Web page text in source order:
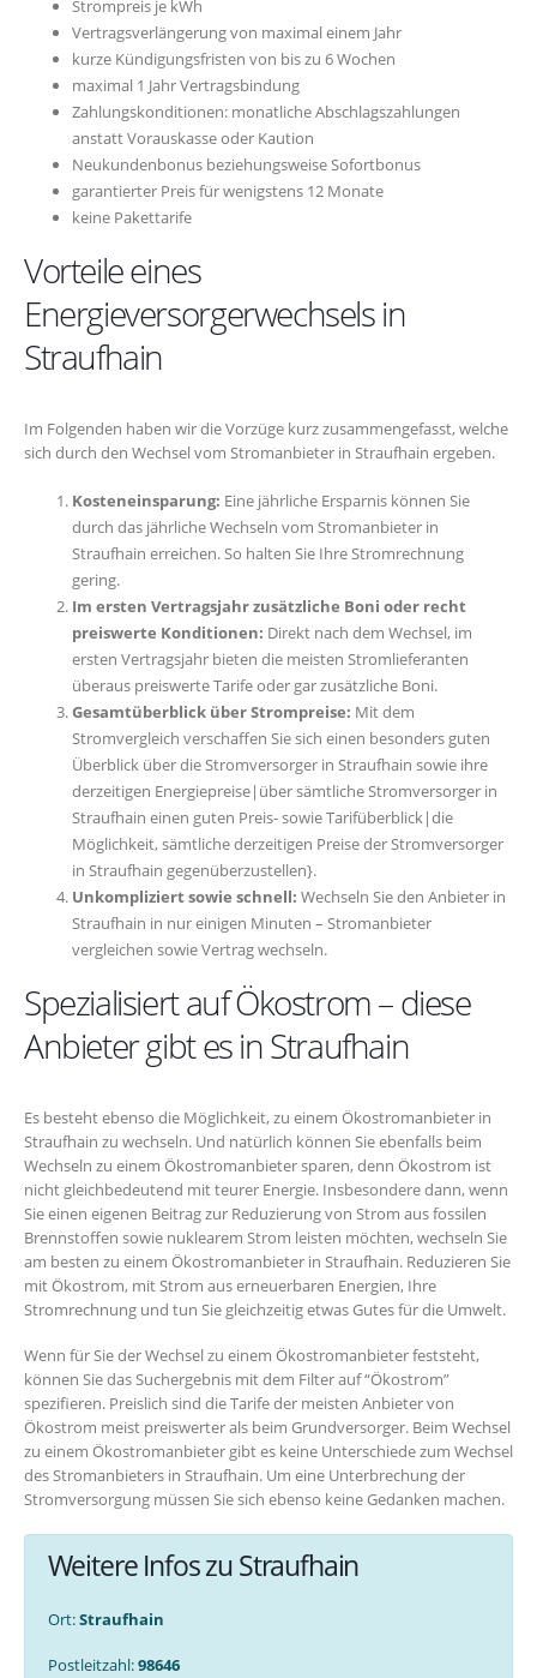
Strompreis je kWh
Vertragsverlängerung von maximal einem Jahr
kurze Kündigungsfristen von bis zu 6 Wochen
maximal 1 Jahr Vertragsbindung
Zahlungskonditionen: monatliche Abschlagszahlungen
anstatt Vorauskasse oder Kaution
Neukundenbonus beziehungsweise Sofortbonus
garantierter Preis für wenigstens 12 Monate
keine Pakettarife
Vorteile eines
Energieversorgerwechsels in
Straufhain
Im Folgenden haben wir die Vorzüge kurz zusammengefasst, welche
sich durch den Wechsel vom Stromanbieter in Straufhain ergeben.
Kosteneinsparung: Eine jährliche Ersparnis können Sie
durch das jährliche Wechseln vom Stromanbieter in
Straufhain erreichen. So halten Sie Ihre Stromrechnung
gering.
Im ersten Vertragsjahr zusätzliche Boni oder recht
preiswerte Konditionen: Direkt nach dem Wechsel, im
ersten Vertragsjahr bieten die meisten Stromlieferanten
überaus preiswerte Tarife oder gar zusätzliche Boni.
Gesamtüberblick über Strompreise: Mit dem
Stromvergleich verschaffen Sie sich einen besonders guten
Überblick über die Stromversorger in Straufhain sowie ihre
derzeitigen Energiepreise|über sämtliche Stromversorger in
Straufhain einen guten Preis- sowie Tarifüberblick|die
Möglichkeit, sämtliche derzeitigen Preise der Stromversorger
in Straufhain gegenüberzustellen}.
Unkompliziert sowie schnell: Wechseln Sie den Anbieter in
Straufhain in nur einigen Minuten – Stromanbieter
vergleichen sowie Vertrag wechseln.
Spezialisiert auf Ökostrom – diese
Anbieter gibt es in Straufhain
Es besteht ebenso die Möglichkeit, zu einem Ökostromanbieter in
Straufhain zu wechseln. Und natürlich können Sie ebenfalls beim
Wechseln zu einem Ökostromanbieter sparen, denn Ökostrom ist
nicht gleichbedeutend mit teurer Energie. Insbesondere dann, wenn
Sie einen eigenen Beitrag zur Reduzierung von Strom aus fossilen
Brennstoffen sowie nuklearem Strom leisten möchten, wechseln Sie
am besten zu einem Ökostromanbieter in Straufhain. Reduzieren Sie
mit Ökostrom, mit Strom aus erneuerbaren Energien, Ihre
Stromrechnung und tun Sie gleichzeitig etwas Gutes für die Umwelt.
Wenn für Sie der Wechsel zu einem Ökostromanbieter feststeht,
können Sie das Suchergebnis mit dem Filter auf “Ökostrom”
spezifieren. Preislich sind die Tarife der meisten Anbieter von
Ökostrom meist preiswerter als beim Grundversorger. Beim Wechsel
zu einem Ökostromanbieter gibt es keine Unterschiede zum Wechsel
des Stromanbieters in Straufhain. Um eine Unterbrechung der
Stromversorgung müssen Sie sich ebenso keine Gedanken machen.
Weitere Infos zu Straufhain
Ort:Straufhain
Postleitzahl:98646